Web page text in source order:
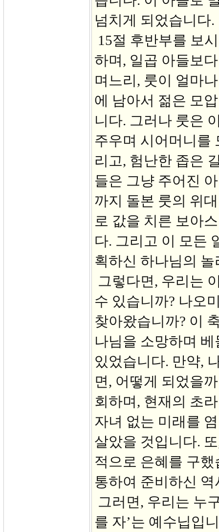
넘치게 되었습니다.
15절 후반부를 보
하며, 일곱 아들보
며느리, 룻이 얼마
에 남아서 젊은 모
니다. 그러나 룻은
주우며 시어머니를
리고, 험난한 좁은
들은 그냥 주어진
까지 돌본 룻의 위
로 값을 치른 보아
다. 그리고 이 모든
획하신 하나님의
그렇다면, 우리는
수 있습니까? 나오
찾아왔습니까? 이
나님을 소망하며
있었습니다. 만약,
면, 어떻게 되었을
회하며, 현재의 초
자녀 없는 미래를
살았을 것입니다.
적으로 은혜를 구
통하여 준비하신
그러면, 우리는 누
를 자’는 예수닙입